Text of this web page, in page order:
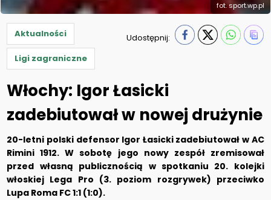
fot. sport.wp.pl
Aktualności
Ligi zagraniczne
Udostępnij:
Włochy: Igor Łasicki
zadebiutował w nowej drużynie
20-letni polski defensor Igor Łasicki zadebiutował w AC
Rimini 1912. W sobotę jego nowy zespół zremisował
przed własną publicznością w spotkaniu 20. kolejki
włoskiej Lega Pro (3. poziom rozgrywek) przeciwko
Lupa Roma FC 1:1 (1:0).